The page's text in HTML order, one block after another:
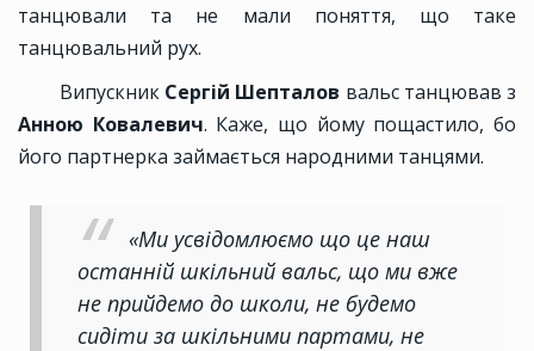
танцювали та не мали поняття, що таке
танцювальний рух.
Випускник Сергій Шепталов вальс танцював з
Анною Ковалевич. Каже, що йому пощастило, бо
його партнерка займається народними танцями.
«Ми усвідомлюємо що це наш
останній шкільний вальс, що ми вже
не прийдемо до школи, не будемо
сидіти за шкільними партами, не